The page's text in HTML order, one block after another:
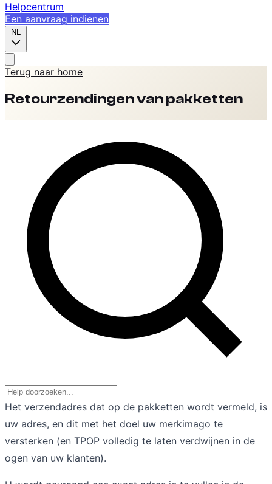
Helpcentrum
Een aanvraag indienen
NL
Terug naar home
Retourzendingen van pakketten
Het verzendadres dat op de pakketten wordt vermeld, is
uw adres, en dit met het doel uw merkimago te
versterken (en TPOP volledig te laten verdwijnen in de
ogen van uw klanten).